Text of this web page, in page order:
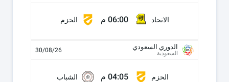
الاتحاد 06:00 م الحزم
الدوري السعودي
السعودية 30/08/26
الحزم 04:05 م الشباب